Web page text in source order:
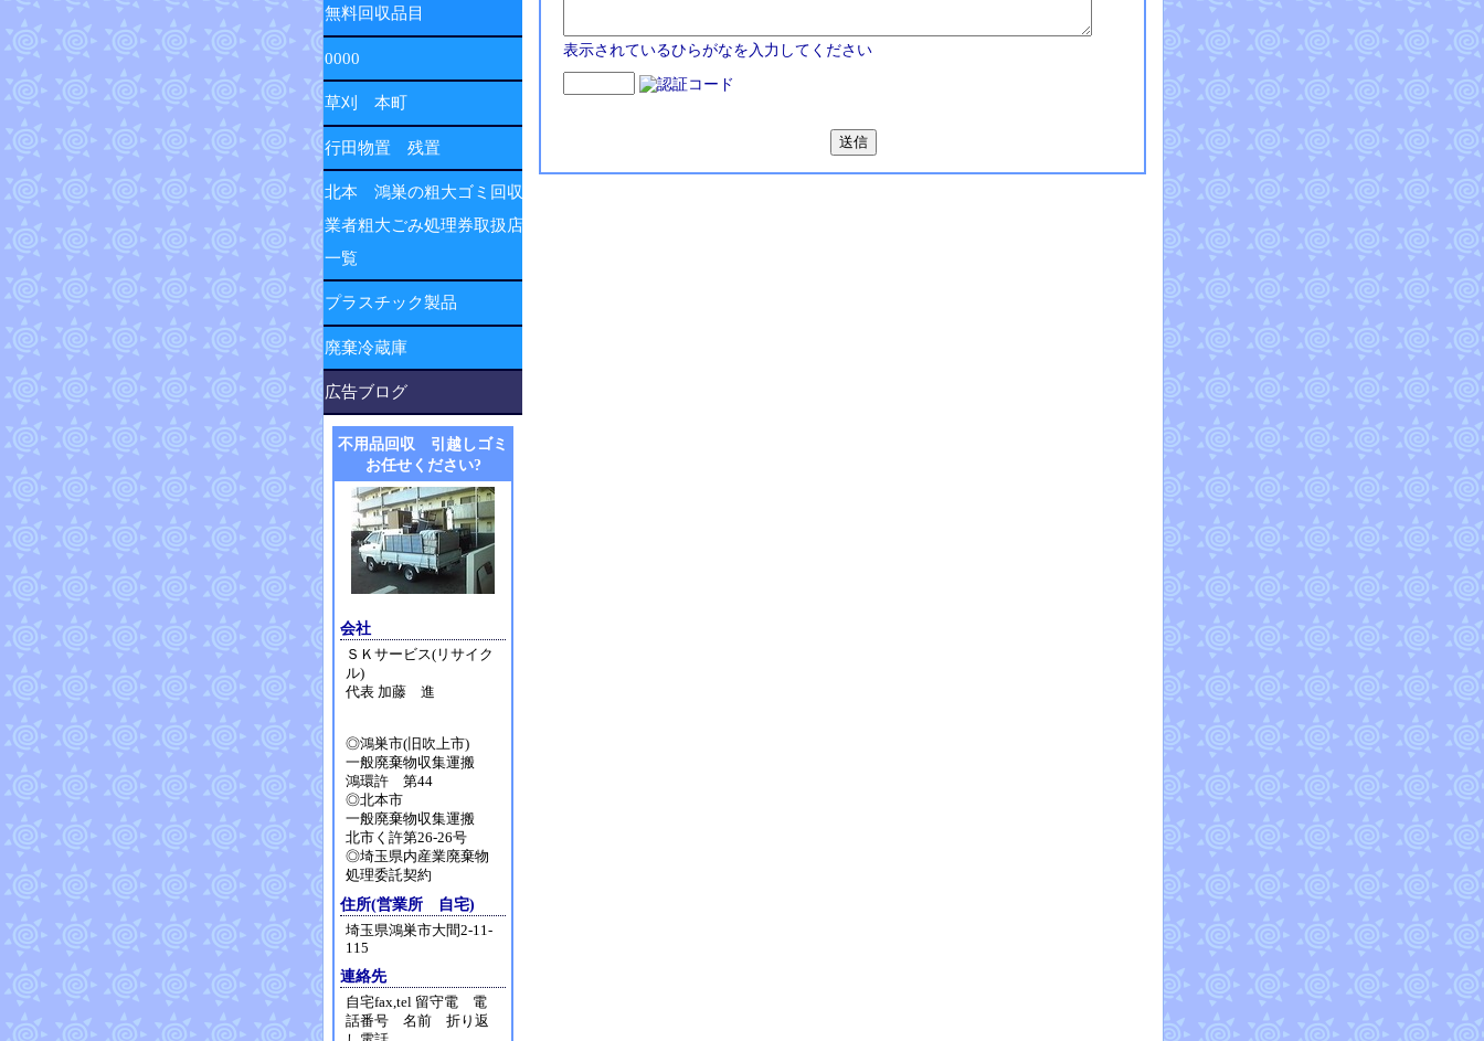
表示されているひらがなを入力してください
無料回収品目
0000
草刈 本町
行田物置 残置
北本 鴻巣の粗大ゴミ回収
業者粗大ごみ処理券取扱店
一覧
プラスチック製品
廃棄冷蔵庫
広告ブログ
不用品回収 引越しゴミ
お任せください?
会社
ＳＫサービス(リサイク
ル)
代表 加藤 進
◎鴻巣市(旧吹上市)
一般廃棄物収集運搬
鴻環許 第44
◎北本市
一般廃棄物収集運搬
北市く許第26-26号
◎埼玉県内産業廃棄物
処理委託契約
住所(営業所 自宅)
埼玉県鴻巣市大間2-11-
115
連絡先
自宅fax,tel 留守電 電
話番号 名前 折り返